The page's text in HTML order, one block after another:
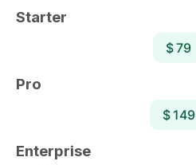
Starter
$ 79
Pro
$ 149
Enterprise